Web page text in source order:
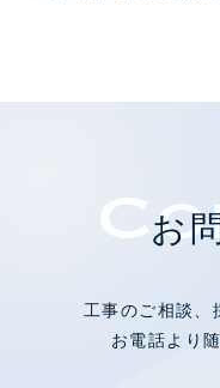
お
工事のご相談、
お電話より